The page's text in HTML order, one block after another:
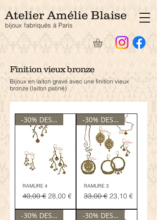
Atelier Amélie Blaise
bijoux fabriqués à Paris
Finition vieux bronze
Bijoux en laiton gravé avec une finition vieux
bronze (laiton patiné)
-30% DESTOCKAGE
RAMURE 4
Prix original
40,00 € Prix promotionnel
28,00 €
-30% DESTOCKAGE
RAMURE 3
Prix original
33,00 € Prix
23,10 €
-30% DESTOCKAGE -30% DESTOCKAGE